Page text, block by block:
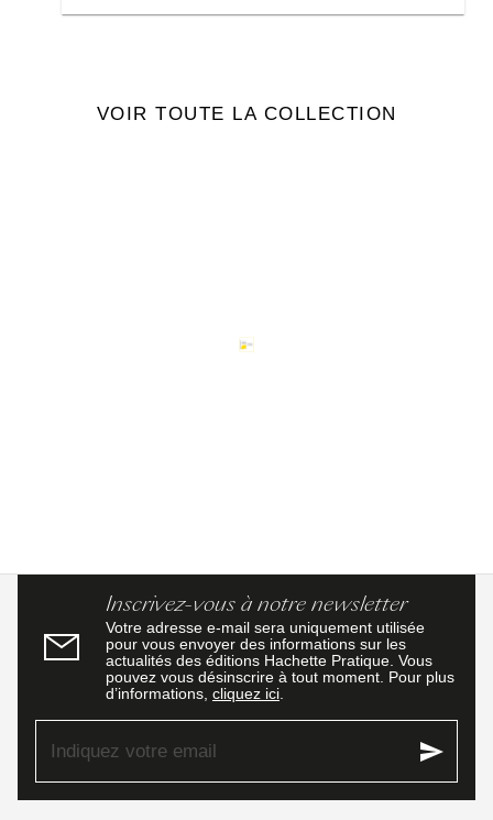
VOIR TOUTE LA COLLECTION
Inscrivez-vous à notre newsletter
Votre adresse e-mail sera uniquement utilisée
pour vous envoyer des informations sur les
actualités des éditions Hachette Pratique. Vous
pouvez vous désinscrire à tout moment. Pour plus
d’informations, cliquez ici.
Indiquez votre email send